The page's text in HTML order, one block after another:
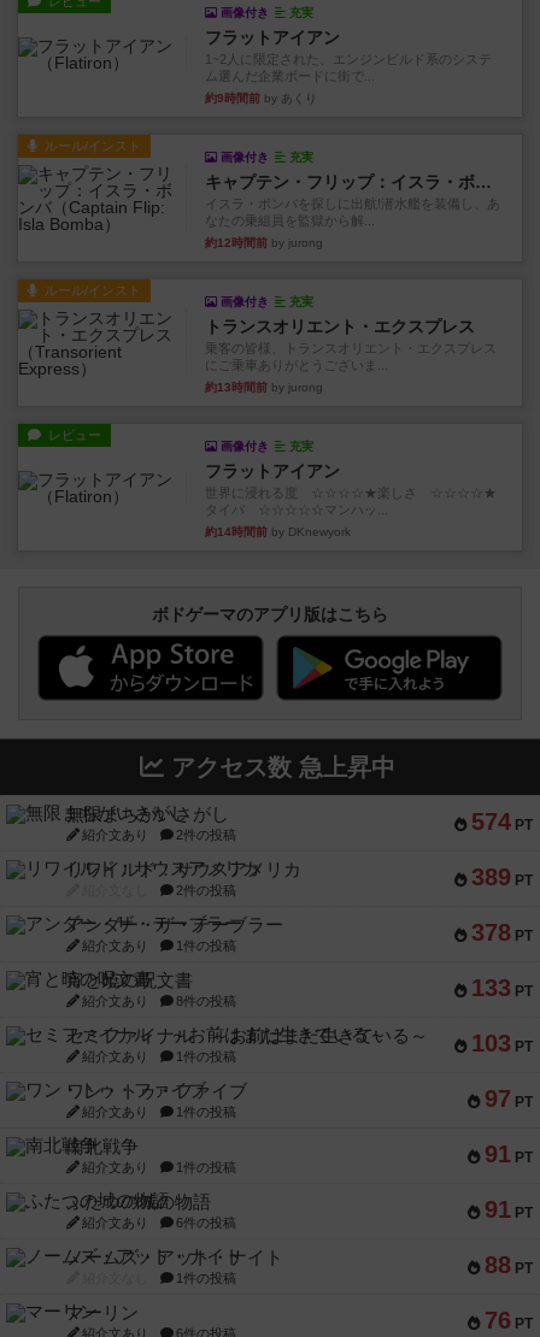
画像付き 充実
フラットアイアン
1~2人に限定された、エンジンビルド系のシステ
ム選んだ企業ボードに街で...
約9時間前 by あくり
ルール/インスト
画像付き 充実
キャプテン・フリップ：イスラ・ボンバ
イスラ・ボンバを探しに出航!潜水艦を装備し、あ
なたの乗組員を監獄から解...
約12時間前 by jurong
ルール/インスト
画像付き 充実
トランスオリエント・エクスプレス
乗客の皆様、トランスオリエント・エクスプレス
にご乗車ありがとうございま...
約13時間前 by jurong
レビュー
画像付き 充実
フラットアイアン
世界に浸れる度 ☆☆☆☆★楽しさ ☆☆☆☆★
タイパ ☆☆☆☆☆マンハッ...
約14時間前 by DKnewyork
ボドゲーマのアプリ版はこちら
アクセス数 急上昇中
574 PT
無限まちがいさがし
紹介文あり 2件の投稿
389 PT
リワイルド：サウスアメリカ
2件の投稿
378 PT
アンダー・ザ・テーブラー
紹介文あり 1件の投稿
133 PT
宵と暁の呪文書
紹介文あり 8件の投稿
103 PT
セミファイナル ～お前はまだ生きている～
紹介文あり 1件の投稿
97 PT
ワン・トゥ・ファイブ
紹介文あり 1件の投稿
91 PT
南北戦争
紹介文あり 1件の投稿
91 PT
ふたつの城の物語
紹介文あり 6件の投稿
88 PT
ノームズ・アット・ナイト
1件の投稿
76 PT
マーリン
紹介文あり 6件の投稿